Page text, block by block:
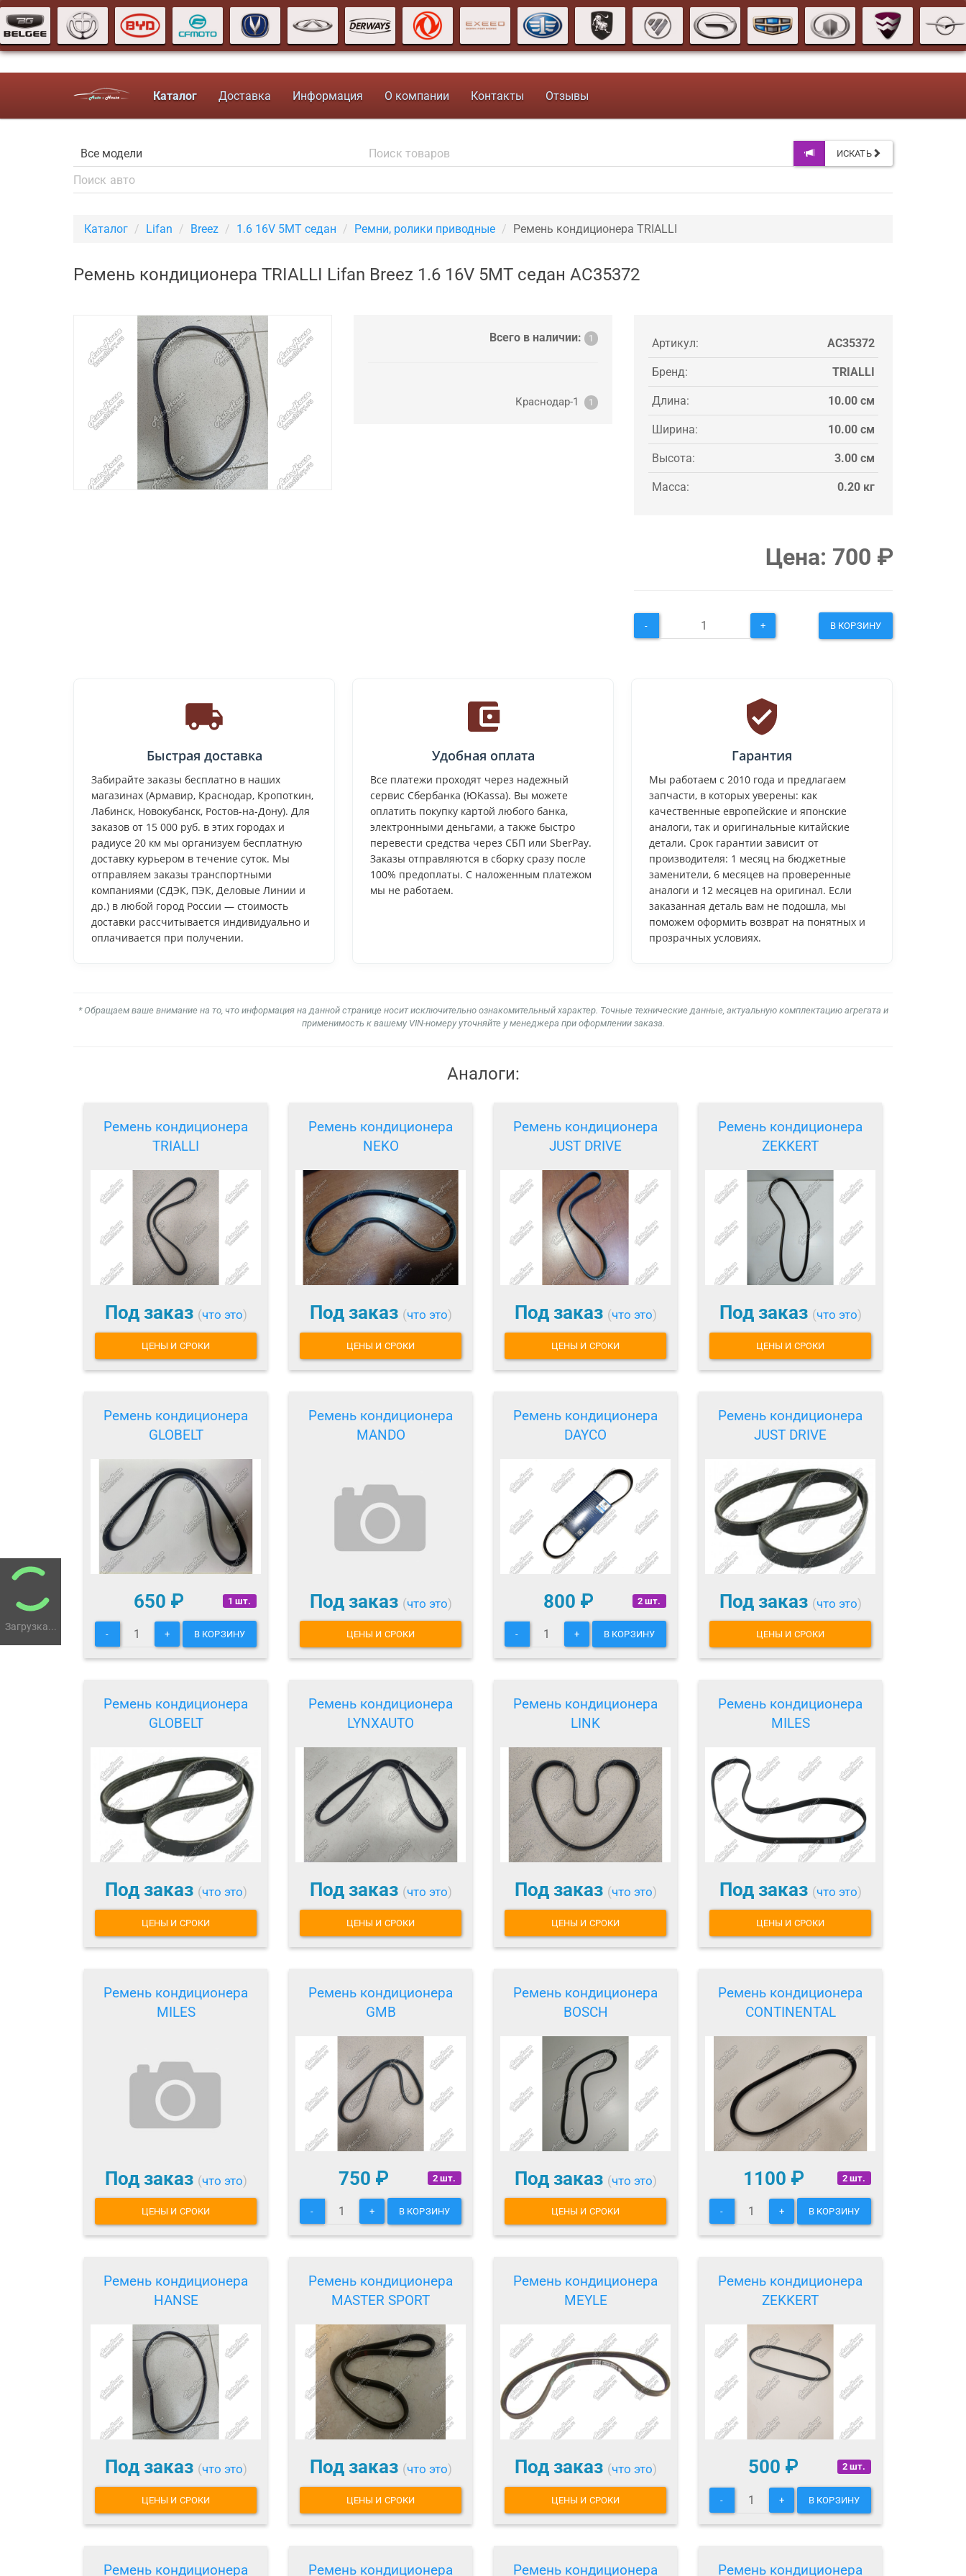
Загрузка...
Каталог Доставка Информация О компании Контакты Отзывы
ИСКАТЬ
Каталог Lifan Breez 1.6 16V 5MT седан Ремни, ролики приводные Ремень кондиционера TRIALLI
Ремень кондиционера TRIALLI Lifan Breez 1.6 16V 5MT седан AC35372
Всего в наличии: 1
Краснодар-1 1
Артикул: AC35372
Бренд: TRIALLI
Длина: 10.00 см
Ширина: 10.00 см
Высота: 3.00 см
Масса: 0.20 кг
Цена: 700 ₽
- + В КОРЗИНУ
Быстрая доставка
Забирайте заказы бесплатно в наших
магазинах (Армавир, Краснодар, Кропоткин,
Лабинск, Новокубанск, Ростов-на-Дону). Для
заказов от 15 000 руб. в этих городах и
радиусе 20 км мы организуем бесплатную
доставку курьером в течение суток. Мы
отправляем заказы транспортными
компаниями (СДЭК, ПЭК, Деловые Линии и
др.) в любой город России — стоимость
доставки рассчитывается индивидуально и
оплачивается при получении.
Удобная оплата
Все платежи проходят через надежный
сервис Сбербанка (ЮKassa). Вы можете
оплатить покупку картой любого банка,
электронными деньгами, а также быстро
перевести средства через СБП или SberPay.
Заказы отправляются в сборку сразу после
100% предоплаты. С наложенным платежом
мы не работаем.
Гарантия
Мы работаем с 2010 года и предлагаем
запчасти, в которых уверены: как
качественные европейские и японские
аналоги, так и оригинальные китайские
детали. Срок гарантии зависит от
производителя: 1 месяц на бюджетные
заменители, 6 месяцев на проверенные
аналоги и 12 месяцев на оригинал. Если
заказанная деталь вам не подошла, мы
поможем оформить возврат на понятных и
прозрачных условиях.
* Обращаем ваше внимание на то, что информация на данной странице носит исключительно ознакомительный характер. Точные технические данные, актуальную комплектацию агрегата и
применимость к вашему VIN-номеру уточняйте у менеджера при оформлении заказа.
Аналоги:
Ремень кондиционера
TRIALLI
Под заказ (что это)
ЦЕНЫ И СРОКИ
Ремень кондиционера
NEKO
Под заказ (что это)
ЦЕНЫ И СРОКИ
Ремень кондиционера
JUST DRIVE
Под заказ (что это)
ЦЕНЫ И СРОКИ
Ремень кондиционера
ZEKKERT
Под заказ (что это)
ЦЕНЫ И СРОКИ
Ремень кондиционера
GLOBELT
1 шт.
650 ₽
- + В КОРЗИНУ
Ремень кондиционера
MANDO
Под заказ (что это)
ЦЕНЫ И СРОКИ
Ремень кондиционера
DAYCO
2 шт.
800 ₽
- + В КОРЗИНУ
Ремень кондиционера
JUST DRIVE
Под заказ (что это)
ЦЕНЫ И СРОКИ
Ремень кондиционера
GLOBELT
Под заказ (что это)
ЦЕНЫ И СРОКИ
Ремень кондиционера
LYNXAUTO
Под заказ (что это)
ЦЕНЫ И СРОКИ
Ремень кондиционера
LINK
Под заказ (что это)
ЦЕНЫ И СРОКИ
Ремень кондиционера
MILES
Под заказ (что это)
ЦЕНЫ И СРОКИ
Ремень кондиционера
MILES
Под заказ (что это)
ЦЕНЫ И СРОКИ
Ремень кондиционера
GMB
2 шт.
750 ₽
- + В КОРЗИНУ
Ремень кондиционера
BOSCH
Под заказ (что это)
ЦЕНЫ И СРОКИ
Ремень кондиционера
CONTINENTAL
2 шт.
1100 ₽
- + В КОРЗИНУ
Ремень кондиционера
HANSE
Под заказ (что это)
ЦЕНЫ И СРОКИ
Ремень кондиционера
MASTER SPORT
Под заказ (что это)
ЦЕНЫ И СРОКИ
Ремень кондиционера
MEYLE
Под заказ (что это)
ЦЕНЫ И СРОКИ
Ремень кондиционера
ZEKKERT
2 шт.
500 ₽
- + В КОРЗИНУ
Ремень кондиционера Ремень кондиционера Ремень кондиционера Ремень кондиционера